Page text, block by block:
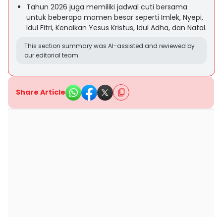
Tahun 2026 juga memiliki jadwal cuti bersama
untuk beberapa momen besar seperti Imlek, Nyepi,
Idul Fitri, Kenaikan Yesus Kristus, Idul Adha, dan Natal.
This section summary was AI-assisted and reviewed by
our editorial team.
Share Article